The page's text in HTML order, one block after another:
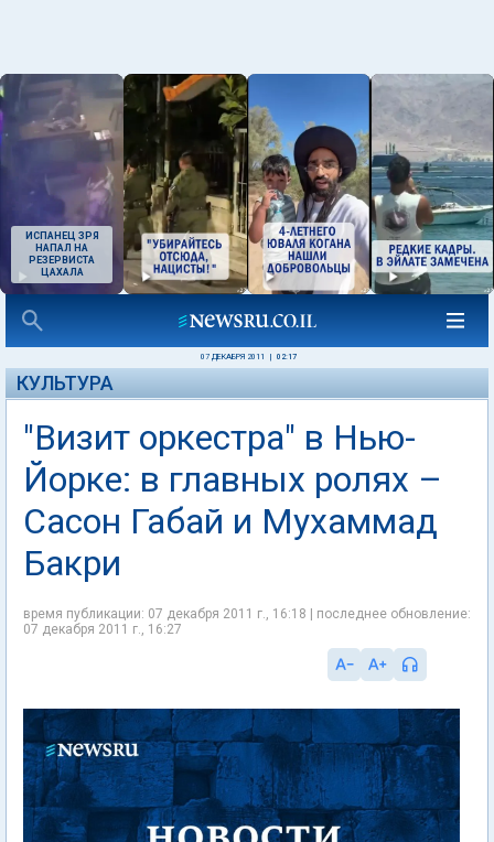
ИСПАНЕЦ ЗРЯ
НАПАЛ НА
РЕЗЕРВИСТА
ЦАХАЛА
07 ДЕКАБРЯ 2011 02:17
КУЛЬТУРА
"Визит оркестра" в Нью-
Йорке: в главных ролях –
Сасон Габай и Мухаммад
Бакри
время публикации: 07 декабря 2011 г., 16:18 | последнее обновление:
07 декабря 2011 г., 16:27